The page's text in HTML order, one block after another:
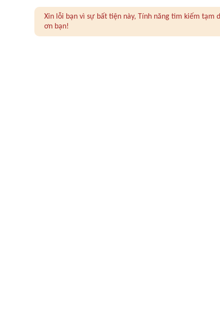
Xin lỗi bạn vì sự bất tiện này, Tính năng tìm kiếm
ơn bạn!